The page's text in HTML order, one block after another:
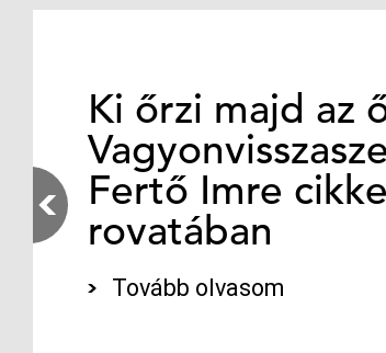
Ki őrzi majd az
Fertő Imre
rovatában
Tovább olvasom